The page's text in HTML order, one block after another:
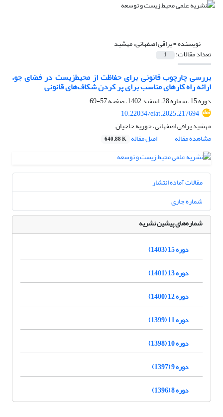
نویسنده =یراقی اصفهانی، مهشید
تعداد مقالات: 1
بررسی چارچوب قانونی برای حفاظت از محیط‌زیست در فضای جو،
ارائه راه کارهای مناسب برای پر کردن شکاف‌های قانونی
دوره 15، شماره 28، اسفند 1402، صفحه
57-69
10.22034/eiat.2025.217694
مهشید یراقی اصفهانی، حوریه حاجیان
مشاهده مقاله
اصل مقاله 640.88 K
مقالات آماده انتشار
شماره جاری
شماره‌های پیشین نشریه
دوره 15 (1403)
دوره 13 (1401)
دوره 12 (1400)
دوره 11 (1399)
دوره 10 (1398)
دوره 9 (1397)
دوره 8 (1396)